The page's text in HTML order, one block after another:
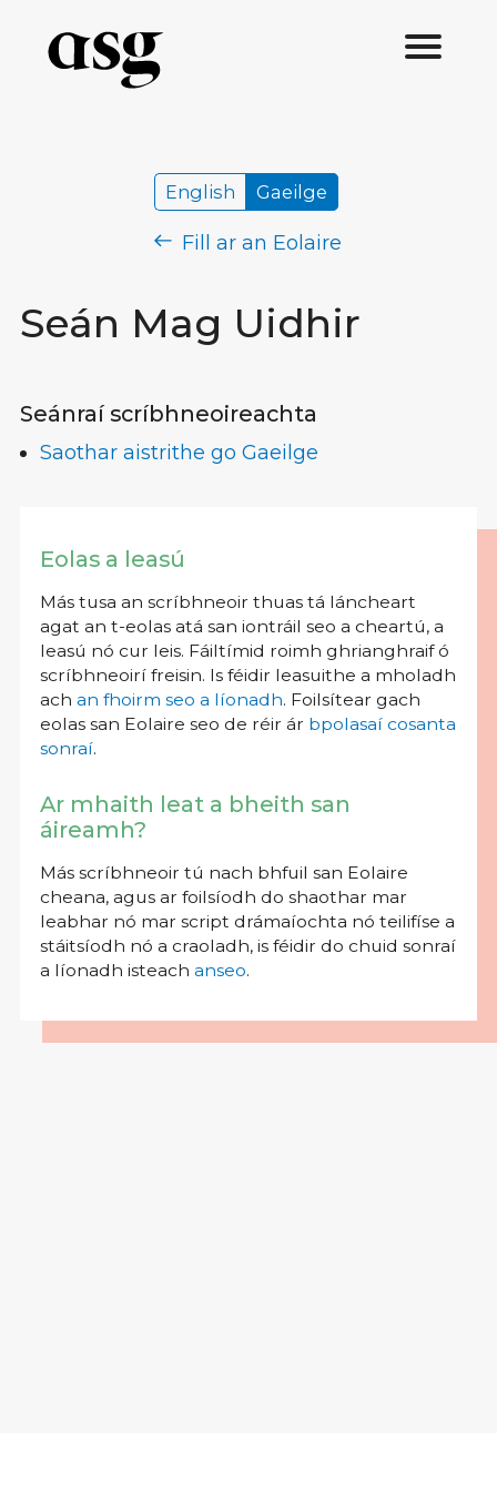
Seán Mag Uidhir
English Gaeilge
Fill ar an Eolaire
Seánraí scríbhneoireachta
Saothar aistrithe go Gaeilge
Eolas a leasú
Más tusa an scríbhneoir thuas tá láncheart
agat an t-eolas atá san iontráil seo a cheartú, a
leasú nó cur leis. Fáiltímid roimh ghrianghraif ó
scríbhneoirí freisin. Is féidir leasuithe a mholadh
ach an fhoirm seo a líonadh. Foilsítear gach
eolas san Eolaire seo de réir ár bpolasaí cosanta
sonraí.
Ar mhaith leat a bheith san
áireamh?
Más scríbhneoir tú nach bhfuil san Eolaire
cheana, agus ar foilsíodh do shaothar mar
leabhar nó mar script drámaíochta nó teilifíse a
stáitsíodh nó a craoladh, is féidir do chuid sonraí
a líonadh isteach anseo.